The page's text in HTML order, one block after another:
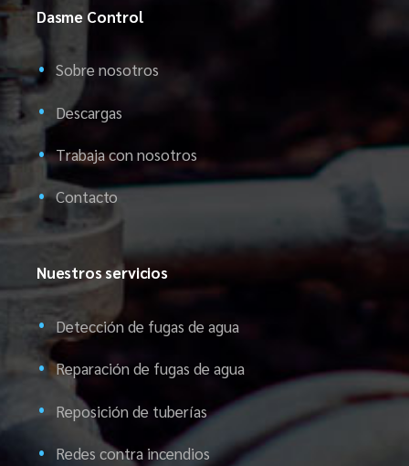
Dasme Control
Sobre nosotros
Descargas
Trabaja con nosotros
Contacto
Nuestros servicios
Detección de fugas de agua
Reparación de fugas de agua
Reposición de tuberías
Redes contra incendios